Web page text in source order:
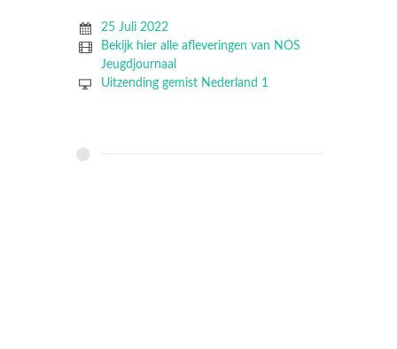
25 Juli 2022
Bekijk hier alle afleveringen van NOS
Jeugdjournaal
Uitzending gemist Nederland 1